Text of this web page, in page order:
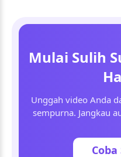
Mulai Sulih
Unggah video Anda
sempurna. Jangkau